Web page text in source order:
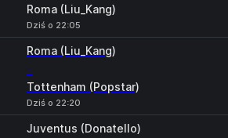
Roma (Liu_Kang)
Dziś o 22:05
Roma (Liu_Kang)
-
Tottenham (Popstar)
Dziś o 22:20
Juventus (Donatello)